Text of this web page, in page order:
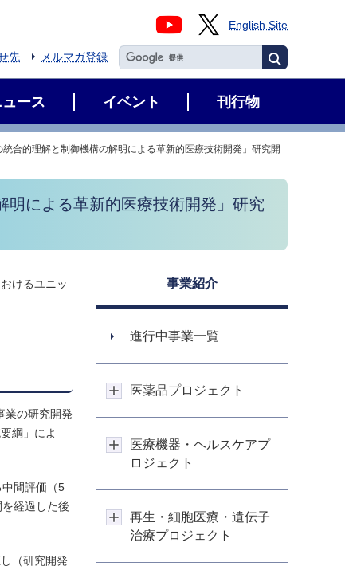
English Site
先 メルマガ登録
ュース イベント 刊行物
合的理解と制御機構の解明による革新的医療技術開発」研究開
による革新的医療技術開発」研究
けるユニッ
業の研究開発
綱」によ
間評価（5
経過した後
（研究開発
事業紹介
進行中事業一覧
医薬品プロジェクト
医療機器・ヘルスケアプ
ロジェクト
再生・細胞医療・遺伝子
治療プロジェクト